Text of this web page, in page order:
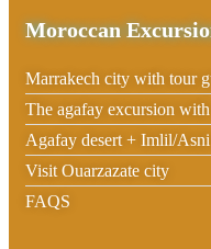
Moroccan
Marrakech city with tour
The agafay excursion
Agafay desert + Imlil/
Visit Ouarzazate city
FAQS